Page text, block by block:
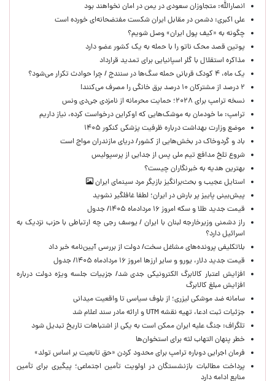
انصارالله: متجاوزان سعودی در یمن در امان نخواهند بود
علی اکبری: دشمن در مقابل ایران شکست مفتضحانه‌ای خورده است
چگونه به «کیف پول ایران» وصل شویم؟
پوتین قصد محک ناتو را با حمله به یک کشور عضو دارد
مذاکره استقلال با گلر اسپانیایی برای تمدید قرارداد
یک ماه، ۴ کودک قربانی حمله سگ‌ها در سنندج / چرا حوادث تکرار می‌شود؟
۲ درصد از مشترکان ۱۰ درصد برق خانگی را مصرف می‌کنند!
نسخه ترامپ برای ۲۰۲۸؛ حمایت محرمانه از نامزدی جی‌دی ونس
ترامپ: ما خودمان به موشک‌هایی که اوکراین درخواست کرده، نیاز داریم
موضع وزارت بهداشت درباره ظرفیت پزشکی کنکور ۱۴۰۵
باد و گردوخاک در بخش‌هایی از کشور/ دریای مازندران مواج است
شروع تلخ مدافع تیم ملی پس از جدایی از پرسپولیس
بهترین هدیه به خبرنگاران چیست؟
استایل عجیب و بحث‌برانگیز بازیگر مرد سینمای ایران
پیش‌بینی پاییز پر بارش در ایران؛ لطفا غافلگیر نشوید
قیمت جدید طلا و سکه امروز ۱۶ مردادماه ۱۴۰۵/ جدول
راز دشمنی وزیرخارجه لبنان با ایران / یوسف رجی چه ارتباطی با حزب نزدیک به
اسرائیل دارد؟
بلاتکلیفی پرونده‌های مشاغل سخت/ دولت از بررسی آیین‌نامه خبر داد
قیمت جدید دلار، یورو و سایر ارزها امروز ۱۶ مردادماه ۱۴۰۵/ جدول
افزایش اعتبار کالابرگ الکترونیکی جدی شد/ جزییات جلسه ویژه دولت درباره
افزایش مبلغ کالابرگ
سامانه ضد موشکی لیزری؛ از بلوف سیاسی تا واقعیت میدانی
جزئیات ثبت ادعا، تهیه نقشه UTM و ارائه مادر سند اعلام شد
تلگراف: جنگ علیه ایران ممکن است به یکی از اشتباهات تاریخ تبدیل شود
خطر پنهان التهاب لثه برای استخوان‌ها
فرمان اجرایی دوباره ترامپ برای محدود کردن «حق تابعیت بر اساس تولد»
پرداخت مطالبات بازنشستگان در اولویت تأمین اجتماعی؛ پیگیری برای تأمین
منابع ادامه دارد